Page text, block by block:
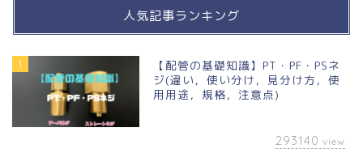
人気記事ランキング
1
【配管の基礎知識】PT・PF・PSネ
ジ(違い，使い分け，見分け方，使
用用途，規格，注意点)
293140 view